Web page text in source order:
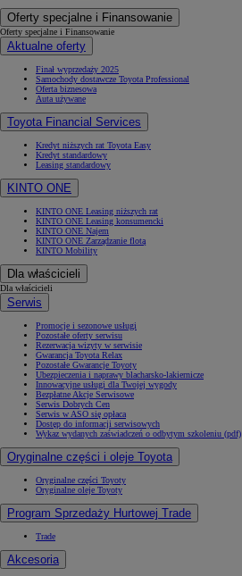
Oferty specjalne i Finansowanie
Oferty specjalne i Finansowanie
Aktualne oferty
Finał wyprzedaży 2025
Samochody dostawcze Toyota Professional
Oferta biznesowa
Auta używane
Toyota Financial Services
Kredyt niższych rat Toyota Easy
Kredyt standardowy
Leasing standardowy
KINTO ONE
KINTO ONE Leasing niższych rat
KINTO ONE Leasing konsumencki
KINTO ONE Najem
KINTO ONE Zarządzanie flotą
KINTO Mobility
Dla właścicieli
Dla właścicieli
Serwis
Promocje i sezonowe usługi
Pozostałe oferty serwisu
Rezerwacja wizyty w serwisie
Gwarancja Toyota Relax
Pozostałe Gwarancje Toyoty
Ubezpieczenia i naprawy blacharsko-lakiernicze
Innowacyjne usługi dla Twojej wygody
Bezpłatne Akcje Serwisowe
Serwis Dobrych Cen
Serwis w ASO się opłaca
Dostęp do informacji serwisowych
Wykaz wydanych zaświadczeń o odbytym szkoleniu (pdf)
Oryginalne części i oleje Toyota
Oryginalne części Toyoty
Oryginalne oleje Toyoty
Program Sprzedaży Hurtowej Trade
Trade
Akcesoria